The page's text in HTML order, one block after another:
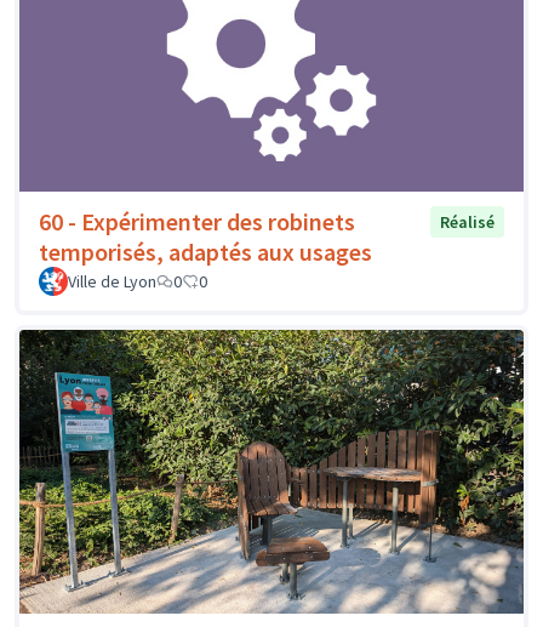
60 - Expérimenter des robinets
temporisés, adaptés aux usages
Réalisé
Ville de Lyon 0 0